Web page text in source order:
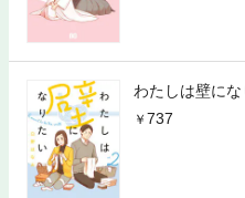
わたしは壁に
737